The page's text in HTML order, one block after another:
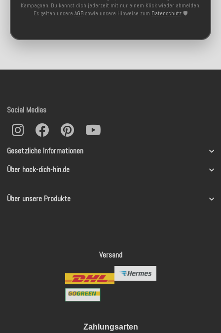
Kampagnen. Du kannst dich jederzeit mit nur einem Klick wieder abmelden.
Es gelten unsere AGB sowie unsere Hinweise zum Datenschutz 🛡️
Gesetzliche Informationen
Über hock-dich-hin.de
Über unsere Produkte
Social Medias
Versand
Zahlungsarten